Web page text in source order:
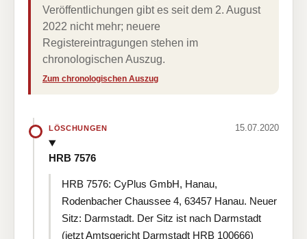
Veröffentlichungen gibt es seit dem 2. August
2022 nicht mehr; neuere
Registereintragungen stehen im
chronologischen Auszug.
Zum chronologischen Auszug
LÖSCHUNGEN 15.07.2020
HRB 7576
HRB 7576: CyPlus GmbH, Hanau,
Rodenbacher Chaussee 4, 63457 Hanau. Neuer
Sitz: Darmstadt. Der Sitz ist nach Darmstadt
(jetzt Amtsgericht Darmstadt HRB 100666)